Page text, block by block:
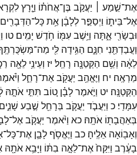
אֶת־שֵׁ֣מַע ׀ יַעֲקֹ֣ב בֶּן־אֲחֹת֗וֹ וַיָּ֤רָץ
אֶל־בֵּית֑וֹ וַיְסַפֵּ֣רלְלָבָ֔ן אֵ֥תכָּל־הַדְּבָרִ֖ים
וּבְשָׂרִ֖י אָ֑תָּה וַיֵּ֥שֶׁבעִמּ֖וֹ חֹ֥דֶשׁ יָמִֽים׃ טו
וַעֲבַדְתַּ֖נִי חִנָּ֑ם הַגִּ֥ידָה לִּ֖י מַה־
לֵאָ֔ה וְשֵׁ֥ם הַקְּטַנָּ֖ה רָחֵֽל׃ יז וְעֵינֵ֥י לֵאָ֖ה
מַרְאֶֽה׃ יח וַיֶּאֱהַ֥ב יַעֲקֹ֖באֶת־רָחֵ֑ל
הַקְּטַנָּֽה׃ יט וַיֹּ֣אמֶרלָבָ֗ן ט֚וֹב תִּתִּ֣י אֹתָ֣הּ
עִמָּדִֽי׃ כ וַיַּעֲבֹ֧ד יַעֲקֹ֛ב בְּרָחֵ֖ל שֶׁ֣בַע שָׁנִ֑ים
בְּאַהֲבָת֖וֹ אֹתָֽהּ׃ כא וַיֹּ֨אמֶר יַעֲקֹ֤באֶל־
וְאָב֖וֹאָה אֵלֶֽיהָ׃ כב וַיֶּאֱסֹ֥ף לָבָ֛ן אֶת־כָּל־
בָעֶ֔רֶב וַיִּקַּח֙אֶת־לֵאָ֣ה בִתּ֔וֹ וַיָּבֵ֥אאֹתָ֖הּ